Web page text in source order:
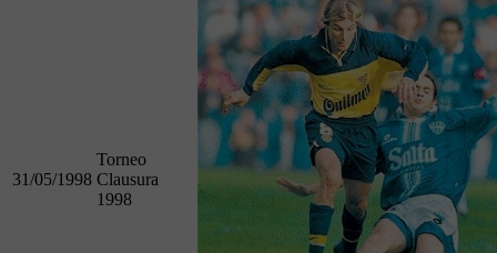
31/05/1998
Torneo
Clausura
1998